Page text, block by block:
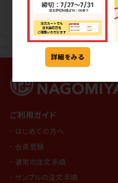
ご利用ガイド
はじめての方へ
会員登録
通常の注文手順
サンプルの注文手順
詳細をみる